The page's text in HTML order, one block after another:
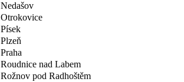
Nedašov
Otrokovice
Písek
Plzeň
Praha
Roudnice nad Labem
Rožnov pod Radhoštěm